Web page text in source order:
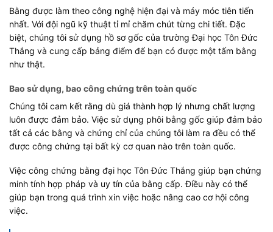
Bằng được làm theo công nghệ hiện đại và máy móc tiên tiến
nhất. Với đội ngũ kỹ thuật tỉ mỉ chăm chút từng chi tiết. Đặc
biệt, chúng tôi sử dụng hồ sơ gốc của trường Đại học Tôn Đức
Thắng và cung cấp bảng điểm để bạn có được một tấm bằng
như thật.
Bao sử dụng, bao công chứng trên toàn quốc
Chúng tôi cam kết rằng dù giá thành hợp lý nhưng chất lượng
luôn được đảm bảo. Việc sử dụng phôi bằng gốc giúp đảm bảo
tất cả các bằng và chứng chỉ của chúng tôi làm ra đều có thể
được công chứng tại bất kỳ cơ quan nào trên toàn quốc.
Việc công chứng bằng đại học Tôn Đức Thắng giúp bạn chứng
minh tính hợp pháp và uy tín của bằng cấp. Điều này có thể
giúp bạn trong quá trình xin việc hoặc nâng cao cơ hội công
việc.